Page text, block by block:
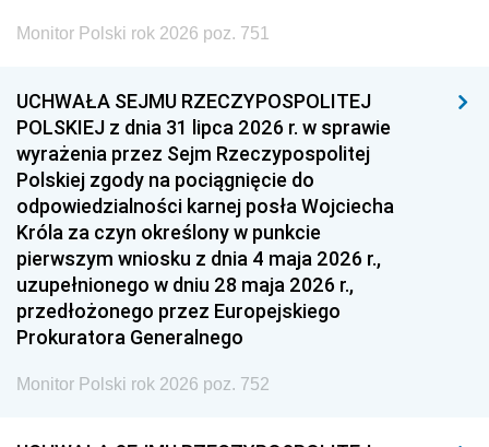
Monitor Polski rok 2026 poz. 751
UCHWAŁA SEJMU RZECZYPOSPOLITEJ
POLSKIEJ z dnia 31 lipca 2026 r. w sprawie
wyrażenia przez Sejm Rzeczypospolitej
Polskiej zgody na pociągnięcie do
odpowiedzialności karnej posła Wojciecha
Króla za czyn określony w punkcie
pierwszym wniosku z dnia 4 maja 2026 r.,
uzupełnionego w dniu 28 maja 2026 r.,
przedłożonego przez Europejskiego
Prokuratora Generalnego
Monitor Polski rok 2026 poz. 752